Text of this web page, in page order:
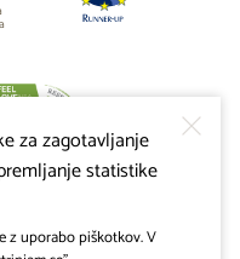
za zagotavljanje
statistike
z uporabo piškotkov. V